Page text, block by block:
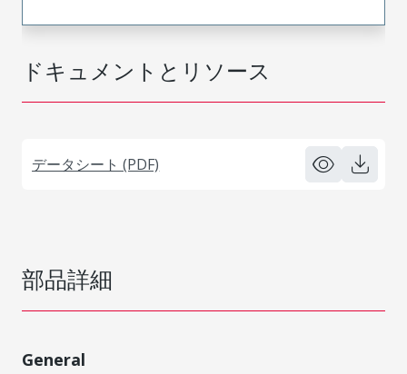
ドキュメントとリソース
データシート (PDF)
部品詳細
General